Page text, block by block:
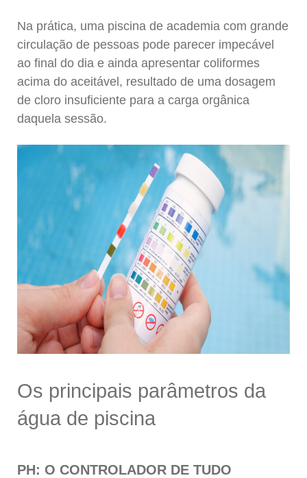
Na prática, uma piscina de academia com grande
circulação de pessoas pode parecer impecável
ao final do dia e ainda apresentar coliformes
acima do aceitável, resultado de uma dosagem
de cloro insuficiente para a carga orgânica
daquela sessão.
Os principais parâmetros da
água de piscina
PH: O CONTROLADOR DE TUDO